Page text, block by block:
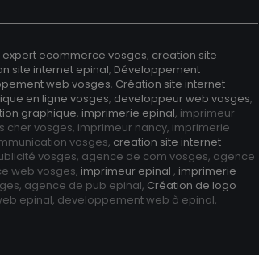
expert ecommerce vosges, creation site
site internet epinal, Développement
web vosges, Création site internet
en ligne vosges, developpeur web vosges,
graphique, imprimerie epinal, imprimeur
cher vosges, imprimeur nancy, imprimerie
vosges, creation site internet
vosges, agence de com vosges, agence
web vosges, imprimeur epinal , imprimerie
agence de pub epinal, Création de logo
epinal, developpement web à epinal,